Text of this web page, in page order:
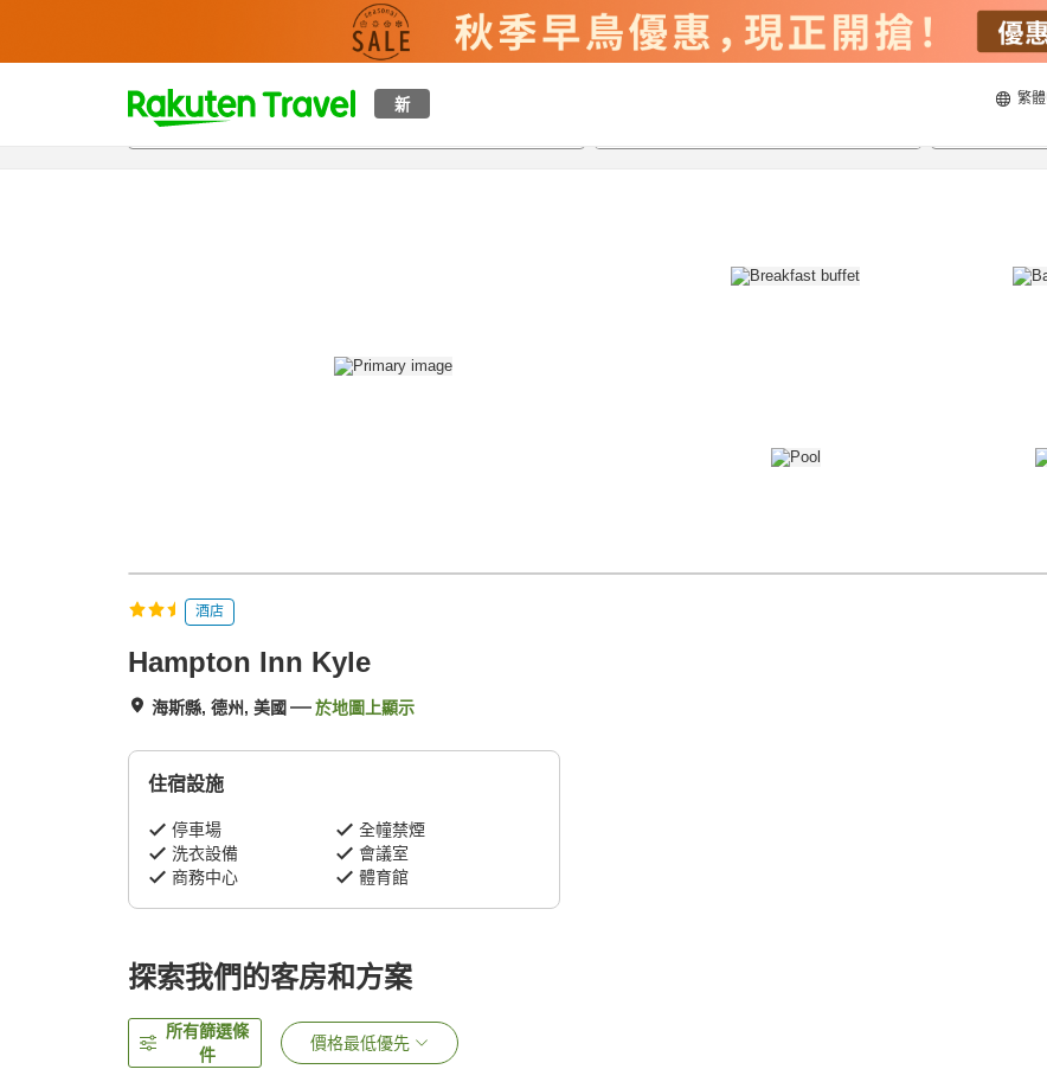
新 繁體
t
p
概覽房間及住宿方案 評價設施
酒店
Hampton Inn Kyle
海斯縣, 德州, 美國 於地圖上顯示
住宿設施
停車場
全幢禁煙
洗衣設備
會議室
商務中心
體育館
探索我們的客房和方案
所有篩選條
件
價格最低優先